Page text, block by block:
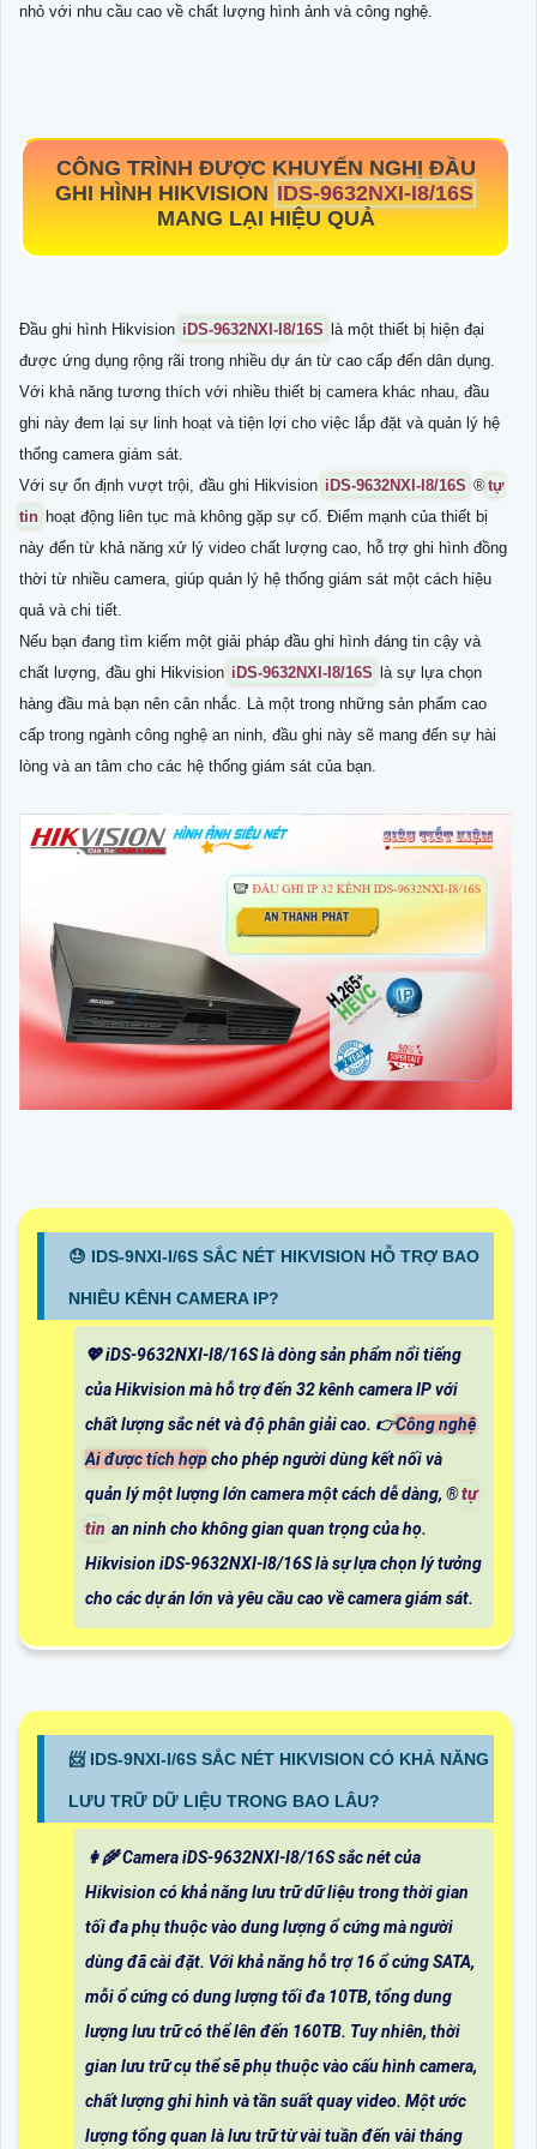
nhỏ với nhu cầu cao về chất lượng hình ảnh và công nghệ.
CÔNG TRÌNH ĐƯỢC KHUYẾN NGHỊ ĐẦU
GHI HÌNH HIKVISION IDS-9632NXI-I8/16S
MANG LẠI HIỆU QUẢ
Đầu ghi hình Hikvision iDS-9632NXI-I8/16S
là một thiết bị hiện đại
được ứng dụng rộng rãi trong nhiều dự án từ cao cấp đến dân dụng.
Với khả năng tương thích với nhiều thiết bị camera khác nhau, đầu
ghi này đem lại sự linh hoạt và tiện lợi cho việc lắp đặt và quản lý hệ
thống camera giám sát.
Với sự ổn định vượt trội, đầu ghi Hikvision iDS-9632NXI-I8/16S ®️tự
tin hoạt động liên tục mà không gặp sự cố. Điểm mạnh của thiết bị
này đến từ khả năng xử lý video chất lượng cao, hỗ trợ ghi hình đồng
thời từ nhiều camera, giúp quản lý hệ thống giám sát một cách hiệu
quả và chi tiết.
Nếu bạn đang tìm kiếm một giải pháp đầu ghi hình đáng tin cậy và
chất lượng, đầu ghi Hikvision iDS-9632NXI-I8/16S
là sự lựa chọn
hàng đầu mà bạn nên cân nhắc. Là một trong những sản phẩm cao
cấp trong ngành công nghệ an ninh, đầu ghi này sẽ mang đến sự hài
lòng và an tâm cho các hệ thống giám sát của bạn.
😓 IDS-9NXI-I/6S SẮC NÉT HIKVISION HỖ TRỢ BAO
NHIÊU KÊNH CAMERA IP?
💖 iDS-9632NXI-I8/16S là dòng sản phẩm nổi tiếng
của Hikvision mà hỗ trợ đến 32 kênh camera IP với
chất lượng sắc nét và độ phân giải cao. 👉Công nghệ
Ai được tích hợpcho phép người dùng kết nối và
quản lý một lượng lớn camera một cách dễ dàng, ®️tự
tin an ninh cho không gian quan trọng của họ.
Hikvision iDS-9632NXI-I8/16S là sự lựa chọn lý tưởng
cho các dự án lớn và yêu cầu cao về camera giám sát.
📨 IDS-9NXI-I/6S SẮC NÉT HIKVISION CÓ KHẢ NĂNG
LƯU TRỮ DỮ LIỆU TRONG BAO LÂU?
👩‍🌾 Camera iDS-9632NXI-I8/16S sắc nét của
Hikvision có khả năng lưu trữ dữ liệu trong thời gian
tối đa phụ thuộc vào dung lượng ổ cứng mà người
dùng đã cài đặt. Với khả năng hỗ trợ 16 ổ cứng SATA,
mỗi ổ cứng có dung lượng tối đa 10TB, tổng dung
lượng lưu trữ có thể lên đến 160TB. Tuy nhiên, thời
gian lưu trữ cụ thể sẽ phụ thuộc vào cấu hình camera,
chất lượng ghi hình và tần suất quay video. Một ước
lượng tổng quan là lưu trữ từ vài tuần đến vài tháng